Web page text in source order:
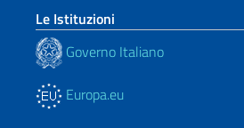
Le Istituzioni
Governo Italiano
Europa.eu